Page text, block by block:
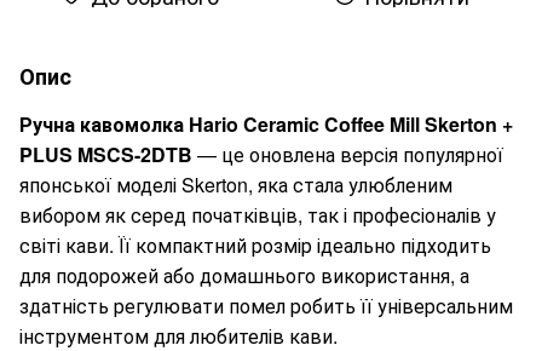
Опис
Ручна кавомолка Hario Ceramic Coffee Mill Skerton +
PLUS MSCS-2DTB — це оновлена версія популярної
японської моделі Skerton, яка стала улюбленим
вибором як серед початківців, так і професіоналів у
світі кави. Її компактний розмір ідеально підходить
для подорожей або домашнього використання, а
здатність регулювати помел робить її універсальним
інструментом для любителів кави.